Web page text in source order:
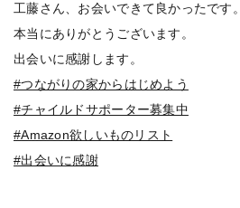
工藤さん、お会いできて良かったです。
本当にありがとうございます。
出会いに感謝します。
#つながりの家からはじめよう
#チャイルドサポーター募集中
#Amazon欲しいものリスト
#出会いに感謝